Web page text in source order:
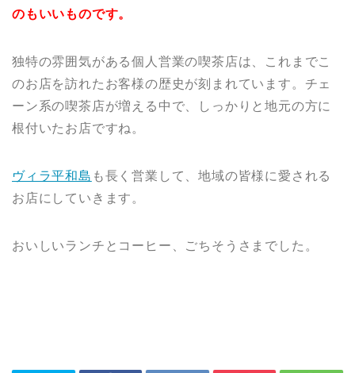
のもいいものです。
独特の雰囲気がある個人営業の喫茶店は、これまでこ
のお店を訪れたお客様の歴史が刻まれています。チェ
ーン系の喫茶店が増える中で、しっかりと地元の方に
根付いたお店ですね。
ヴィラ平和島 も長く営業して、地域の皆様に愛される
お店にしていきます。
おいしいランチとコーヒー、ごちそうさまでした。